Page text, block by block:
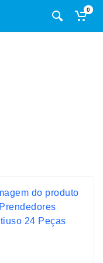
0